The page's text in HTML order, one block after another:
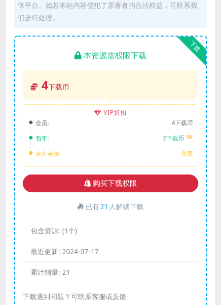
体平台。如若本站内容侵犯了原著者的合法权益，可联系我
们进行处理。
下载
本资源需权限下载
4下载币
VIP折扣
会员:
4下载币
包年:
2下载币 5折
永久会员: 免费
购买下载权限
已有21 人解锁下载
包含资源: (1个)
最近更新: 2024-07-17
累计销量: 21
下载遇到问题？可联系客服或反馈